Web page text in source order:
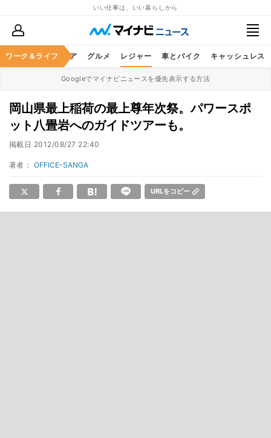
いい仕事は、いい暮らしから
ワーク＆ライフ
暮らし ヘルスケア グルメ レジャー 車とバイク キャッシュレス
Googleでマイナビニュースを優先表示する方法
岡山県最上稲荷の最上尊年次祭。パワースポ
ット八畳岩へのガイドツアーも。
掲載日 2012/08/27 22:40
著者： OFFICE-SANGA
URLをコピー